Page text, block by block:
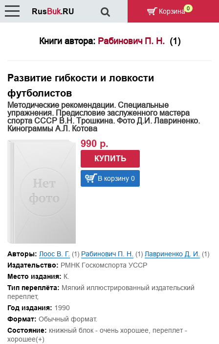
Книги автора: Рабинович П. Н. (1)
Развитие гибкости и ловкости
футболистов
Методические рекомендации. Специальные
упражнения. Предисловие заслуженного мастера
спорта СССР В.Н. Трошкина. Фото Д.И. Лавриненко.
Кинограммы А.Л. Котова
990 р.
КУПИТЬ
В корзину 0
Авторы: Лоос В. Г. (1) Рабинович П. Н. (1) Лавриненко Д. И. (1)
Издательство: РМНК Госкомспорта УССР
Место издания: К.
Тип переплёта: Мягкий иллюстрированный издательский
переплет,
Год издания: 1990
Формат: Обычный формат.
Состояние: книжный блок - очень хорошее, переплет -
хорошее(+)
RusBuk.RU Корзина 0